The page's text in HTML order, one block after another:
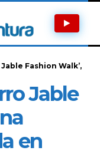
Fashion Walk’,
Jable
en